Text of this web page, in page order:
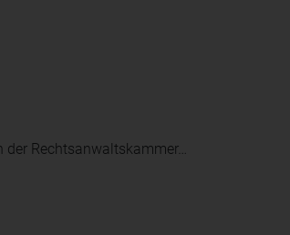
Rechtsanwaltskammer…